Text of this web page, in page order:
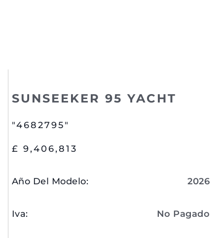
SUNSEEKER 95 YACHT
"4682795"
£ 9,406,813
Año Del Modelo: 2026
Iva: No Pagado